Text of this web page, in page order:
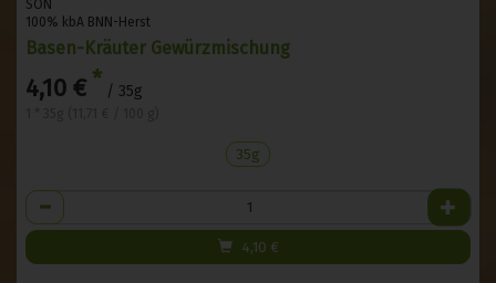
SON
100% kbA BNN-Herst
Basen-Kräuter Gewürzmischung
4,10 € * / 35g
35g
Anzahl
4,10 €